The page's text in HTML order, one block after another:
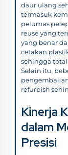
daur ulang
termasuk
pelumas
reuse yang
yang benar
cetakan
sehingga
Selain itu,
refurbish
Kinerja
dalam
Presisi